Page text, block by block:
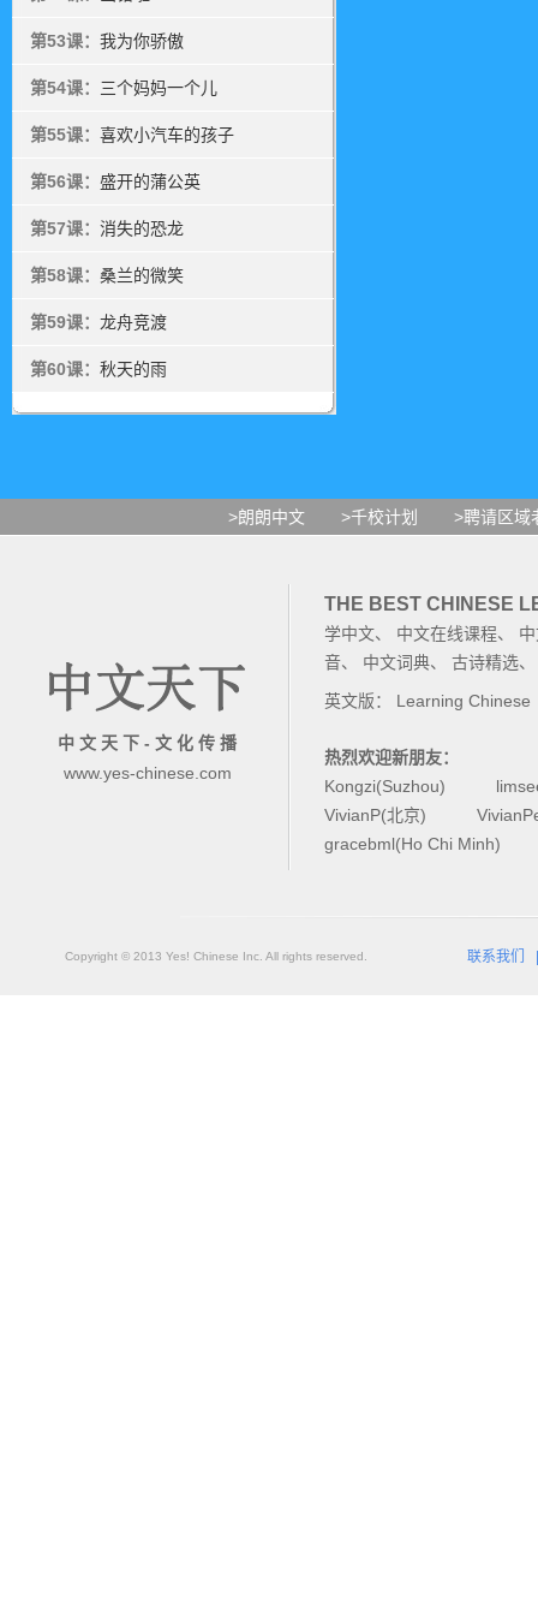
第53课： 我为你骄傲
第54课： 三个妈妈一个儿
第55课： 喜欢小汽车的孩子
第56课： 盛开的蒲公英
第57课： 消失的恐龙
第58课： 桑兰的微笑
第59课： 龙舟竞渡
第60课： 秋天的雨
>朗朗中文 >千校计划 >聘请区域
中 文 天 下 - 文 化 传 播
www.yes-chinese.com
THE BEST CHINESE
学中文、 中文在线课程、
音、 中文词典、 古诗精选
英文版： Learning Chinese
热烈欢迎新朋友：
Kongzi(Suzhou)
VivianP(北京)
gracebml(Ho Chi Minh)
Copyright © 2013 Yes! Chinese Inc. All rights reserved. 联系我们